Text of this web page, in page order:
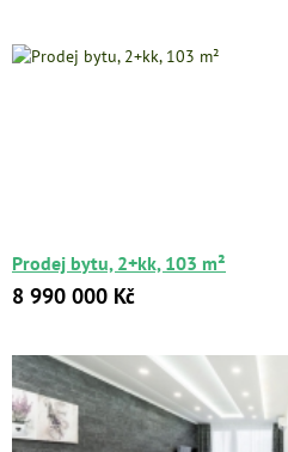
Prodej bytu, 2+kk, 103 m²
8 990 000 Kč